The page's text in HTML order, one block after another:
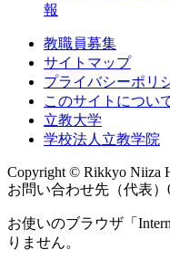
報
教職員募集
サイトマップ
プライバシーポリ
このサイトについ
立教大学
学校法人立教学院
Copyright © Rikkyo Niiza
お問い合わせ先（代表）
お使いのブラウザ「
りません。